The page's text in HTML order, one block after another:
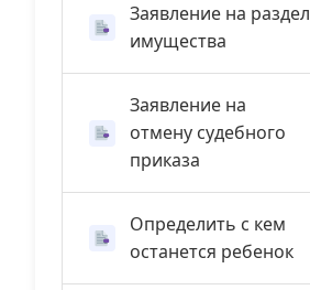
Заявление на раздел
имущества
Заявление на
отмену судебного
приказа
Определить с кем
останется ребенок